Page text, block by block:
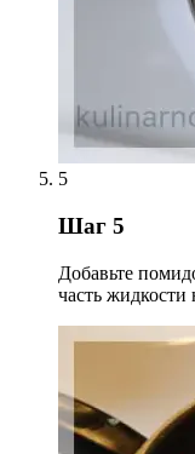
5
Шаг 5
Добавьте
часть